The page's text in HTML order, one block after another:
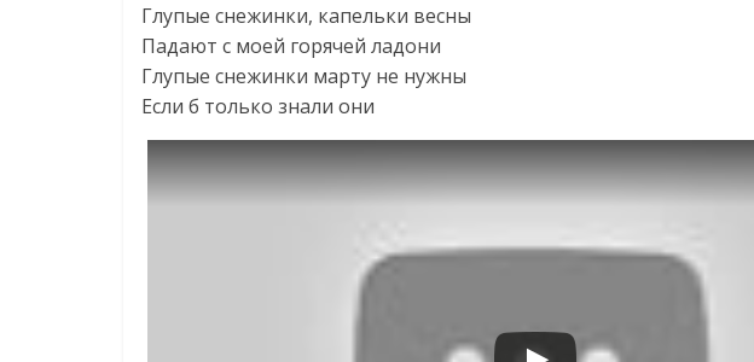
Глупые снежинки, капельки весны
Падают с моей горячей ладони
Глупые снежинки марту не нужны
Если б только знали они